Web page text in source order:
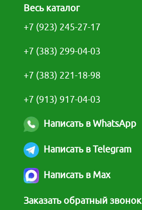
Весь каталог
+7 (923) 245-27-17
+7 (383) 299-04-03
+7 (383) 221-18-98
+7 (913) 917-04-03
Написать в WhatsApp
Написать в Telegram
Написать в Max
Заказать обратный звонок